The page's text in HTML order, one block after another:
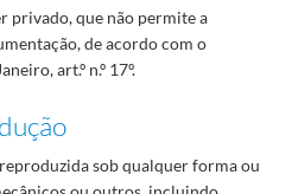
privado, que não permite a
de acordo com o
art.º n.º 17º.
sob qualquer forma ou